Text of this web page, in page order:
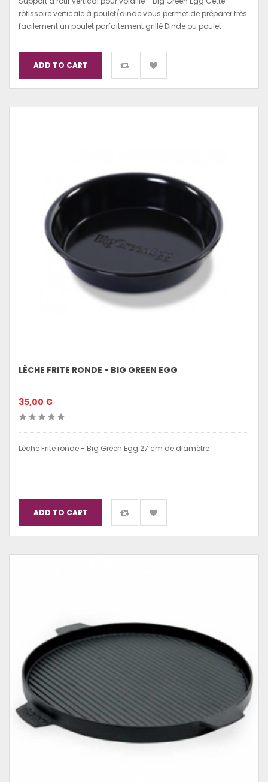
rôtissoire verticale à poulet/dinde vous permet de préparer très
facilement un poulet parfaitement grillé Dinde ou poulet
ADD TO CART
LÈCHE FRITE RONDE - BIG GREEN EGG
35,00 €
Lèche Frite ronde - Big Green Egg 27 cm de diamètre
ADD TO CART